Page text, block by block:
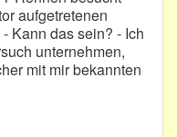
aufgetretenen
Kann das sein? - Ich
unternehmen,
mit mir bekannten